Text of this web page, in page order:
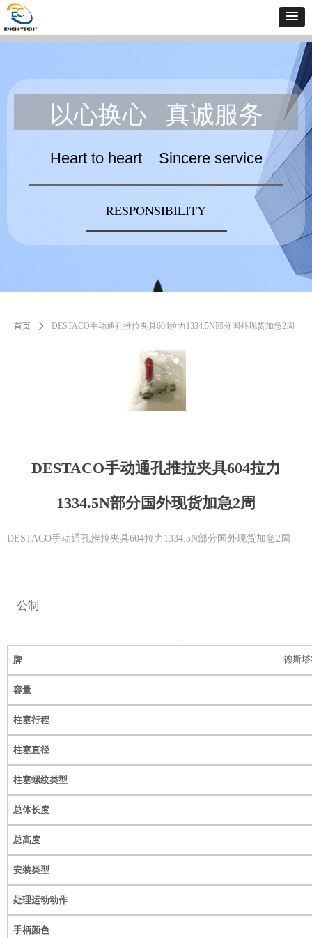
RESPONSIBILITY
Heart to heart Sincere service
以心换心 真诚服务
首页 ꄲ DESTACO手动通孔推拉夹具604拉力1334.5N部分国外现货加急2周
DESTACO手动通孔推拉夹具604拉力
1334.5N部分国外现货加急2周
DESTACO手动通孔推拉夹具604拉力1334.5N部分国外现货加急2周
公制
牌 德斯
容量
柱塞行程
柱塞直径
柱塞螺纹类型
总体长度
总高度
安装类型
处理运动动作
手柄颜色